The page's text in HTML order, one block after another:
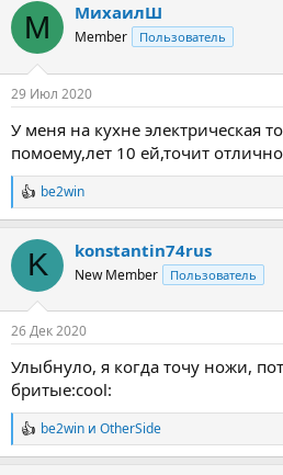
к
и
М МихаилШ
Member Пользователь
29 Июл 2020
У меня на кухне электрическая
помоему,лет 10 ей,точит
Р
е
к
и
be2win
K konstantin74rus
New Member Пользователь
26 Дек 2020
Улыбнуло, я когда точу ножи,
бритые:cool:
Р
е
be2win и OtherSide